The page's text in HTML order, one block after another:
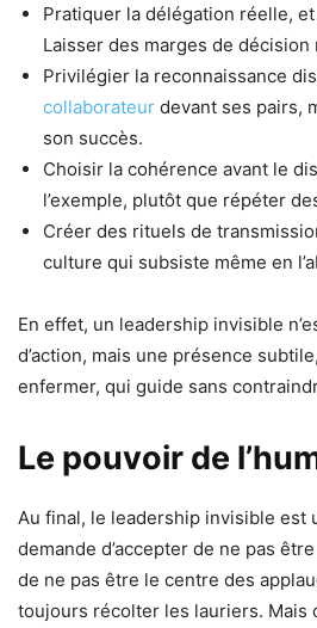
Pratiquer la délégation réelle,
Laisser des marges de
Privilégier la reconnaissance
collaborateur devant ses pairs,
son succès.
Choisir la cohérence avant le
l’exemple, plutôt que répéter
Créer des rituels de
culture qui subsiste même en
En effet, un leadership invisible
d’action, mais une présence
enfermer, qui guide sans
Le pouvoir de
Au final, le leadership invisible est
demande d’accepter de ne pas
de ne pas être le centre des
toujours récolter les lauriers. Mais